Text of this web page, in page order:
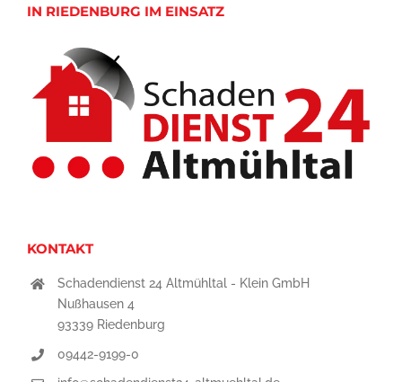
IN RIEDENBURG IM EINSATZ
KONTAKT
Schadendienst 24 Altmühltal - Klein GmbH
Nußhausen 4
93339 Riedenburg
09442-9199-0